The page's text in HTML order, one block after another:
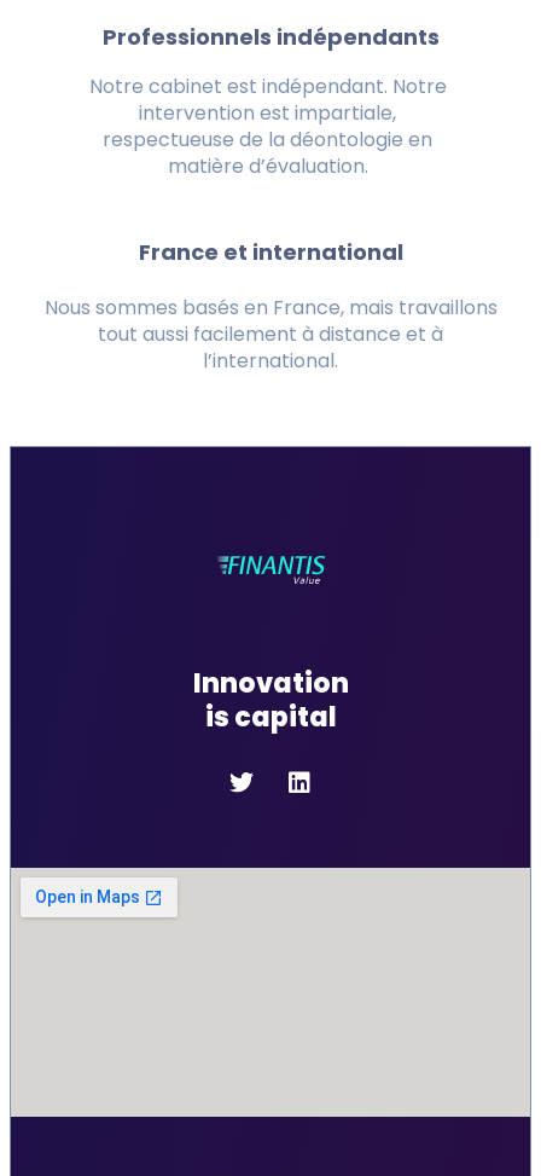
Professionnels indépendants
Notre cabinet est indépendant. Notre
intervention est impartiale,
respectueuse de la déontologie en
matière d’évaluation.
France et international
Nous sommes basés en France, mais travaillons
tout aussi facilement à distance et à
l’international.
Innovation
is capital